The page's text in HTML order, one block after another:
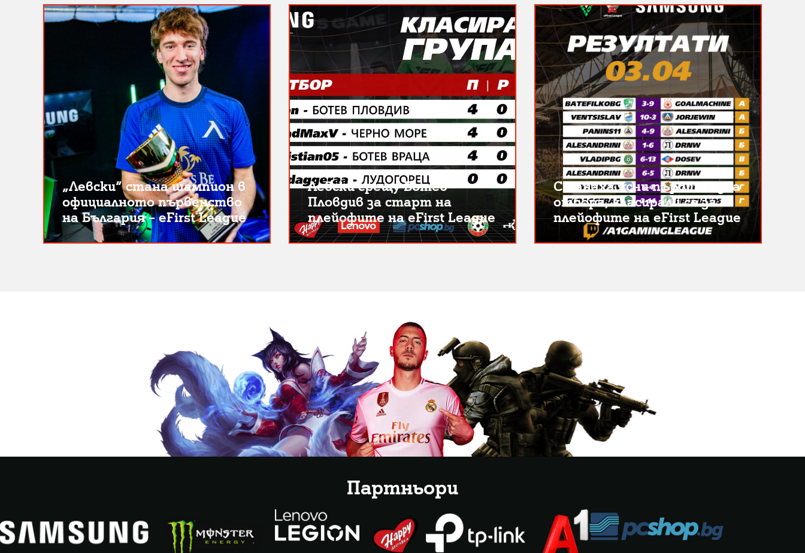
„Левски“ стана шампион в
официалното първенство
на България – eFirst League
Левски срещу Ботев
Пловдив за старт на
плейофите на eFirst League
Станаха ясни първите два
отбора, класирали се за
плейофите на eFirst League
Партньори